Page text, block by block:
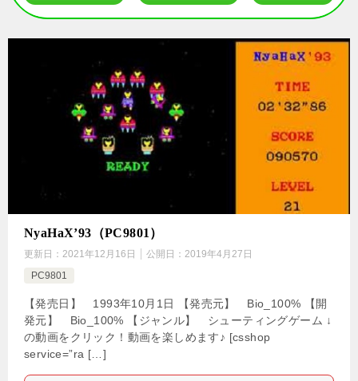
NyaHaX’93（PC9801）
更新日： 2021年12月16日 公開日： 2019年4月27日
PC9801
【発売日】 1993年10月1日 【発売元】 Bio_100% 【開
発元】 Bio_100% 【ジャンル】 シューティングゲーム ↓
の動画をクリック！動画を楽しめます♪ [csshop
service=”ra […]